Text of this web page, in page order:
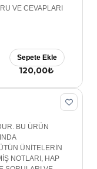
VE CEVAPLARI
120,00₺
Sepete Ekle
BU ÜRÜN
ÜNİTELERİN
NOTLARI, HAP